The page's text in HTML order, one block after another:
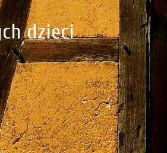
dzieci